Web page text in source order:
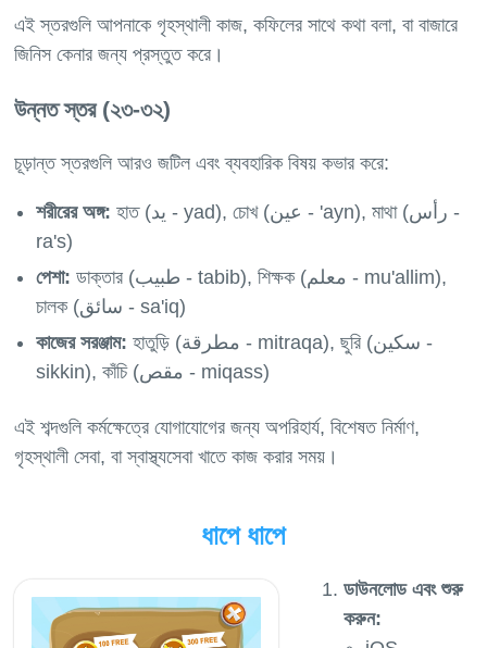
এই স্তরগুলি আপনাকে গৃহস্থালী কাজ, কফিলের সাথে কথা বলা, বা বাজারে
উন্নত স্তর (২৩-৩২)
চূড়ান্ত স্তরগুলি আরও জটিল এবং ব্যবহারিক বিষয় কভার করে:
শরীরের অঙ্গ: হাত (يد - yad), চোখ (عين - 'ayn), মাথা (رأس -
ra's)
পেশা: ডাক্তার (طبيب - tabib), শিক্ষক (معلم - mu'allim),
চালক (سائق - sa'iq)
কাজের সরঞ্জাম: হাতুড়ি (مطرقة - mitraqa), ছুরি (سكين -
sikkin), কাঁচি (مقص - miqass)
এই শব্দগুলি কর্মক্ষেত্রে যোগাযোগের জন্য অপরিহার্য, বিশেষত নির্মাণ,
ধাপে ধাপে
ডাউনলোড এবং শুরু
করুন: